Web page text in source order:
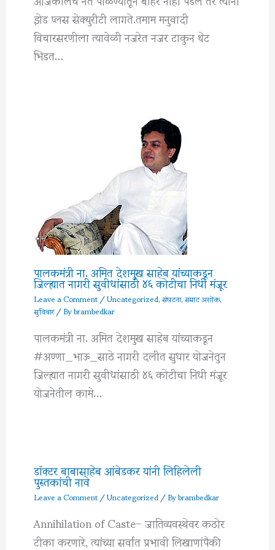
झेड प्लस सेक्युरीटी लागते.तमाम मनुवादी
विचारसरणीला त्यावेळी नजरेत नजर टाकुन थेट
भिडत…
पालकमंत्री ना. अमित देशमुख साहेब यांच्याकडून
जिल्ह्यात नागरी सुवीधांसाठी ४६ कोटीचा निधी मंजूर
Leave a Comment/Uncategorized,संघटना,सम्राट अशोक,
सुविचार/ Bybrambedkar
पालकमंत्री ना. अमित देशमुख साहेब यांच्याकडून
#अण्णा_भाऊ_साठे नागरी दलीत सुधार योजनेतुन
जिल्ह्यात नागरी सुवीधांसाठी ४६ कोटीचा निधी मंजूर
योजनेतील कामे…
डॉक्टर बाबासाहेब आंबेडकर यांनी लिहिलेली
पुस्तकांची नावे
Leave a Comment/Uncategorized/ Bybrambedkar
Annihilation of Caste– जातिव्यवस्थेवर कठोर
टीका करणारे, त्यांच्या सर्वात प्रभावी लिखाणांपैकी